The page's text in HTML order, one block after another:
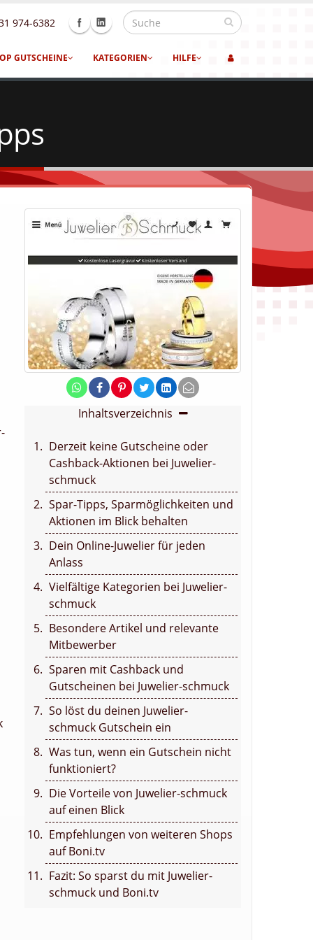
974-6382
GUTSCHEINE KATEGORIEN HILFE
Inhaltsverzeichnis
Derzeit keine Gutscheine oder
Cashback-Aktionen bei Juwelier-
schmuck
Spar-Tipps, Sparmöglichkeiten und
Aktionen im Blick behalten
Dein Online-Juwelier für jeden
Anlass
Vielfältige Kategorien bei Juwelier-
schmuck
Besondere Artikel und relevante
Mitbewerber
Sparen mit Cashback und
Gutscheinen bei Juwelier-schmuck
So löst du deinen Juwelier-
schmuck Gutschein ein
Was tun, wenn ein Gutschein nicht
funktioniert?
Die Vorteile von Juwelier-schmuck
auf einen Blick
Empfehlungen von weiteren Shops
auf Boni.tv
Fazit: So sparst du mit Juwelier-
schmuck und Boni.tv